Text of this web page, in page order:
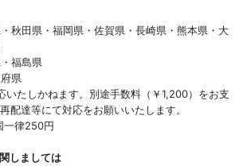
秋田県・福岡県・佐賀県・長崎県・熊本県・大
福島県
県
いたしかねます。別途手数料（￥1,200）をお支
配達等にて対応をお願いいたします。
律250円
しましては